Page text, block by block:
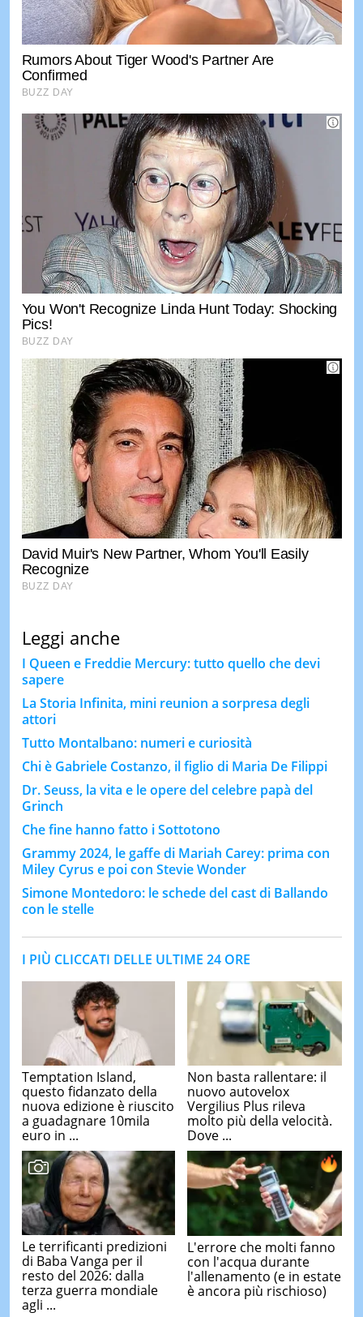
Leggi anche
I Queen e Freddie Mercury: tutto quello che devi
sapere
La Storia Infinita, mini reunion a sorpresa degli
attori
Tutto Montalbano: numeri e curiosità
Chi è Gabriele Costanzo, il figlio di Maria De Filippi
Dr. Seuss, la vita e le opere del celebre papà del
Grinch
Che fine hanno fatto i Sottotono
Grammy 2024, le gaffe di Mariah Carey: prima con
Miley Cyrus e poi con Stevie Wonder
Simone Montedoro: le schede del cast di Ballando
con le stelle
I PIÙ CLICCATI DELLE ULTIME 24 ORE
Temptation Island,
questo fidanzato della
nuova edizione è riuscito
a guadagnare 10mila
euro in ...
Non basta rallentare: il
nuovo autovelox
Vergilius Plus rileva
molto più della velocità.
Dove ...
Le terrificanti predizioni
di Baba Vanga per il
resto del 2026: dalla
terza guerra mondiale
agli ...
L'errore che molti fanno
con l'acqua durante
l'allenamento (e in estate
è ancora più rischioso)